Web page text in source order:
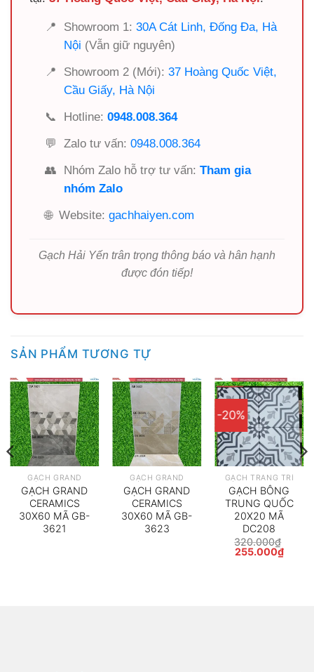
📍 Showroom 1: 30A Cát Linh, Đống Đa, Hà
Nội (Vẫn giữ nguyên)
📍
Showroom 2 (Mới): 37 Hoàng Quốc Việt,
Cầu Giấy, Hà Nội
📞
Hotline: 0948.008.364
💬
Zalo tư vấn: 0948.008.364
👥
Nhóm Zalo hỗ trợ tư vấn: Tham gia
nhóm Zalo
🌐 Website: gachhaiyen.com
Gạch Hải Yến trân trọng thông báo và hân hạnh
được đón tiếp!
SẢN PHẨM TƯƠNG TỰ
GẠCH GRAND
GẠCH GRAND
CERAMICS
30X60 MÃ GB-
3621
GẠCH GRAND
GẠCH GRAND
CERAMICS
30X60 MÃ GB-
3623
-20%
GẠCH TRANG TRÍ
GẠCH BÔNG
TRUNG QUỐC
20X20 MÃ
DC208
320.000₫
Giá
255.000₫Giá
hiện